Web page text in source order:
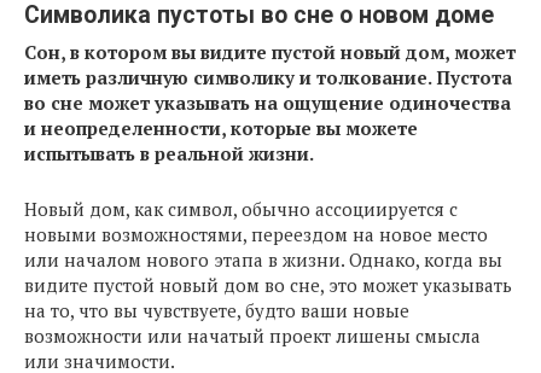
Символика пустоты во сне о новом доме
Сон, в котором вы видите пустой новый дом, может
иметь различную символику и толкование. Пустота
во сне может указывать на ощущение одиночества
и неопределенности, которые вы можете
испытывать в реальной жизни.
Новый дом, как символ, обычно ассоциируется с
новыми возможностями, переездом на новое место
или началом нового этапа в жизни. Однако, когда вы
видите пустой новый дом во сне, это может указывать
на то, что вы чувствуете, будто ваши новые
возможности или начатый проект лишены смысла
или значимости.